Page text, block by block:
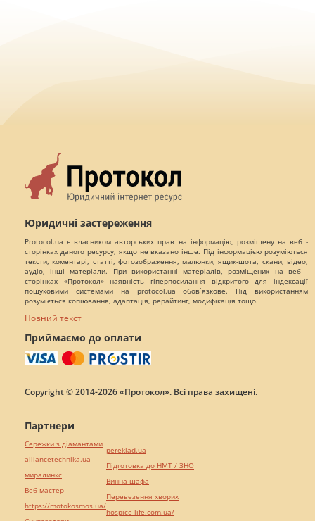
Юридичні застереження
Protocol.ua є власником авторських прав на інформацію, розміщену на веб -
сторінках даного ресурсу, якщо не вказано інше. Під інформацією розуміються
тексти, коментарі, статті, фотозображення, малюнки, ящик-шота, скани, відео,
аудіо, інші матеріали. При використанні матеріалів, розміщених на веб -
сторінках «Протокол» наявність гіперпосилання відкритого для індексації
пошуковими системами на protocol.ua обов`язкове. Під використанням
розуміється копіювання, адаптація, рерайтинг, модифікація тощо.
Повний текст
Приймаємо до оплати
Copyright © 2014-2026 «Протокол». Всі права захищені.
Партнери
Сережки з діамантами
alliancetechnika.ua
миралинкс
Веб мастер
https://motokosmos.ua/
pereklad.ua
Підготовка до НМТ / ЗНО
Винна шафа
Перевезення хворих
hospice-life.com.ua/